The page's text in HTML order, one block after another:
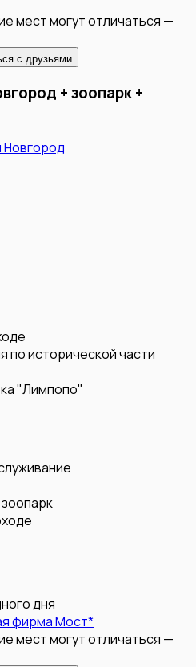
мест могут отличаться —
с друзьями
+ зоопарк +
Новгород
по исторической части
"Лимпопо"
дня
фирма Мост*
мест могут отличаться —